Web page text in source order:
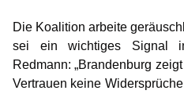
WICHTIGE BESCHLÜSSE
75 JAHRE CDU
Die Koalition arbeite
sei ein wichtiges Signal
Redmann: „Brandenburg
Vertrauen keine